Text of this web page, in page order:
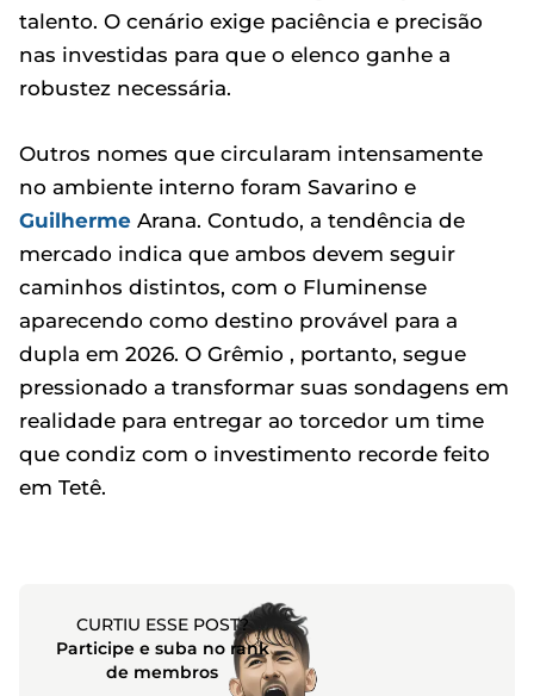
talento. O cenário exige paciência e precisão
nas investidas para que o elenco ganhe a
robustez necessária.
Outros nomes que circularam intensamente
no ambiente interno foram Savarino e
Guilherme Arana. Contudo, a tendência de
mercado indica que ambos devem seguir
caminhos distintos, com o Fluminense
aparecendo como destino provável para a
dupla em 2026. O Grêmio , portanto, segue
pressionado a transformar suas sondagens em
realidade para entregar ao torcedor um time
que condiz com o investimento recorde feito
em Tetê.
CURTIU ESSE POST?
Participe e suba no rank
de membros